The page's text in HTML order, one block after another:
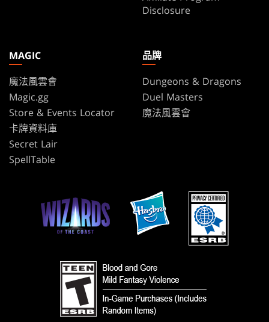
Disclosure
MAGIC
魔法風雲會
Magic.gg
Store & Events Locator
卡牌資料庫
Secret Lair
SpellTable
品牌
Dungeons & Dragons
Duel Masters
魔法風雲會